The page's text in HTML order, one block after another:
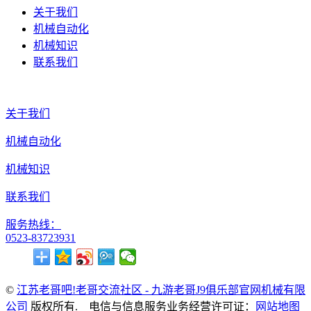
关于我们
机械自动化
机械知识
联系我们
关于我们
机械自动化
机械知识
联系我们
服务热线：
0523-83723931
© 江苏老哥吧!老哥交流社区 - 九游老哥J9俱乐部官网机械有限
公司 版权所有. 电信与信息服务业务经营许可证： 网站地图